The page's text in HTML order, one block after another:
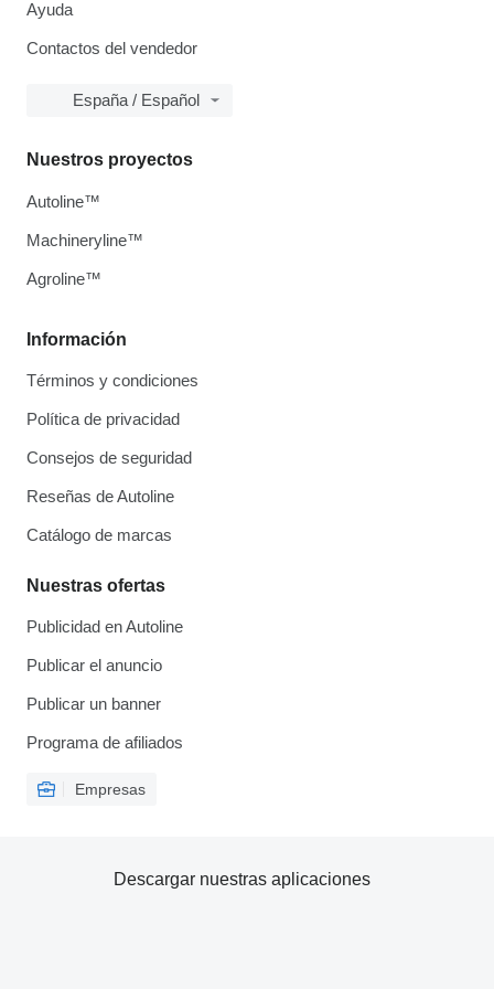
Ayuda
Contactos del vendedor
España / Español
Información
Términos y condiciones
Política de privacidad
Consejos de seguridad
Reseñas de Autoline
Catálogo de marcas
Nuestras ofertas
Publicidad en Autoline
Publicar el anuncio
Publicar un banner
Programa de afiliados
Empresas
Nuestros proyectos
Autoline™
Machineryline™
Agroline™
Descargar nuestras aplicaciones